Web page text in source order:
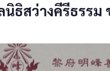
ธิสว่างคีรีธรรม